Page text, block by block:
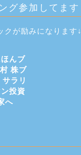
グ参加してます
クが励みになります↓